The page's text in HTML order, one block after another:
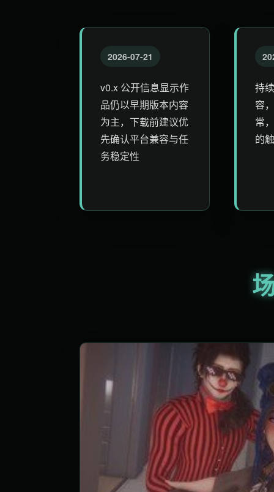
2026-07-21
v0.x 公开信息显示作
品仍以早期版本内容
为主，下载前建议优
先确认平台兼容与任
务稳定性
持
容
常
的